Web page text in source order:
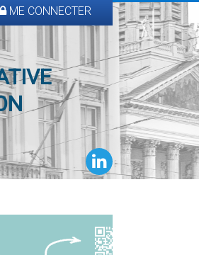
ME CONNECTER